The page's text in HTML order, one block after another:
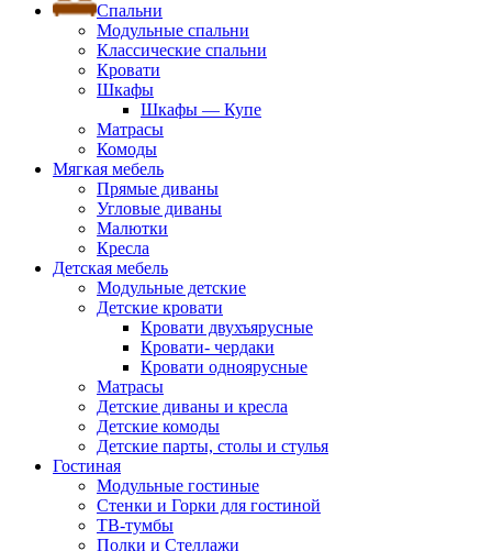
Спальни
Модульные спальни
Классические спальни
Кровати
Шкафы
Шкафы — Купе
Матрасы
Комоды
Мягкая мебель
Прямые диваны
Угловые диваны
Малютки
Кресла
Детская мебель
Модульные детские
Детские кровати
Кровати двухъярусные
Кровати- чердаки
Кровати одноярусные
Матрасы
Детские диваны и кресла
Детские комоды
Детские парты, столы и стулья
Гостиная
Модульные гостиные
Стенки и Горки для гостиной
ТВ-тумбы
Полки и Стеллажи